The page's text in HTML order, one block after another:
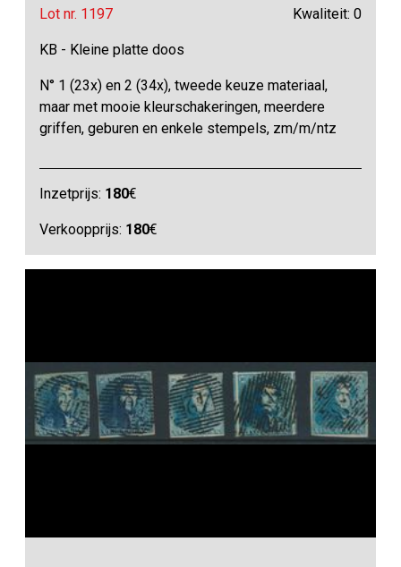
Lot nr. 1197 Kwaliteit: 0
KB - Kleine platte doos
N° 1 (23x) en 2 (34x), tweede keuze materiaal,
maar met mooie kleurschakeringen, meerdere
griffen, geburen en enkele stempels, zm/m/ntz
Inzetprijs: 180€
Verkoopprijs: 180€